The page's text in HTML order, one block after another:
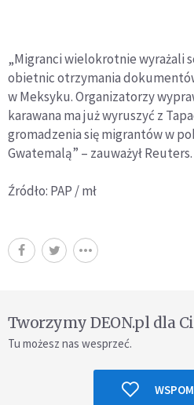
„Migranci wielokrotnie wyrażali
obietnic otrzymania
w Meksyku. Organizatorzy
karawana ma już wyruszyć z
gromadzenia się migrantów w
Gwatemalą” – zauważył Reuters.
Źródło: PAP / mł
Tworzymy DEON.pl dla
Tu możesz nas wesprzeć.